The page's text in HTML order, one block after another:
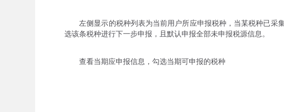
左侧显示的税种列表为当前用户所应申报税种，当某税种已采
选该条税种进行下一步申报，且默认申报全部未申报税源信息。
查看当期应申报信息，勾选当期可申报的税种